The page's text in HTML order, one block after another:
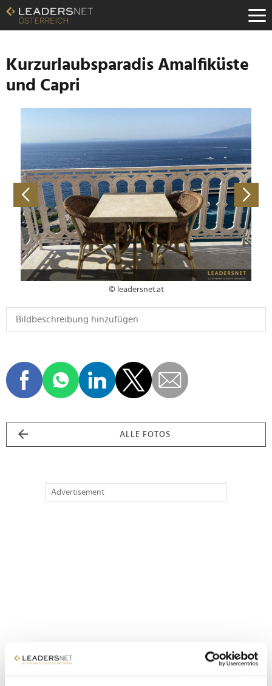
Zum
Inhalt
Zur
Navigation
Zur
Hauptnavigation
Kurzurlaubsparadis Amalfiküste
und Capri
© leadersnet.at
ALLE FOTOS
Advertisement